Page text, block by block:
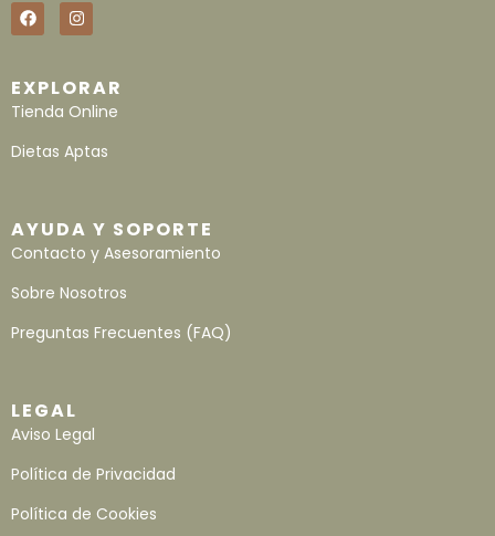
EXPLORAR
Tienda Online
Dietas Aptas
AYUDA Y SOPORTE
Contacto y Asesoramiento
Sobre Nosotros
Preguntas Frecuentes (FAQ)
LEGAL
Aviso Legal
Política de Privacidad
Política de Cookies